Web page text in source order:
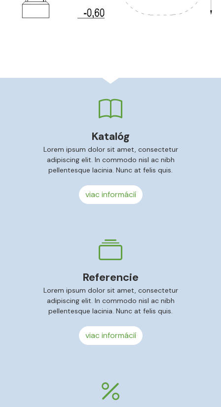
Katalóg
Lorem ipsum dolor sit amet, consectetur
adipiscing elit. In commodo nisl ac nibh
pellentesque lacinia. Nunc at felis quis.
viac informácií
Referencie
Lorem ipsum dolor sit amet, consectetur
adipiscing elit. In commodo nisl ac nibh
pellentesque lacinia. Nunc at felis quis.
viac informácií